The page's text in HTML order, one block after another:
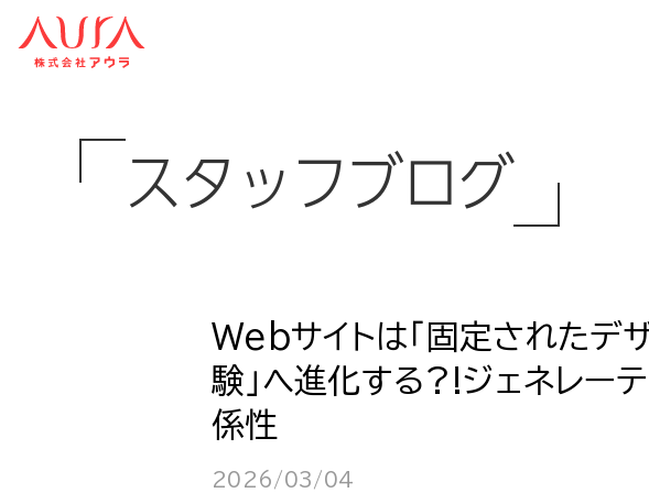
スタッフブログ
Webサイトは「固定されたデ
験」へ進化する?!ジェネレー
係性
2026/03/04